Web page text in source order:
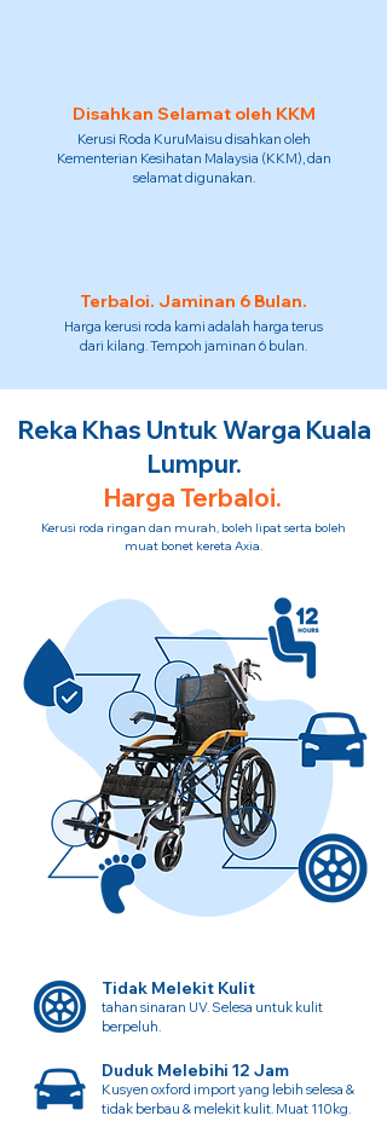
Disahkan Selamat oleh KKM
Kerusi Roda KuruMaisu disahkan oleh
Kementerian Kesihatan Malaysia (KKM), dan
selamat digunakan.
Terbaloi. Jaminan 6 Bulan.
Harga kerusi roda kami adalah harga terus
dari kilang. Tempoh jaminan 6 bulan.
Reka Khas Untuk Warga Kuala
Lumpur.
Harga Terbaloi.
Kerusi roda ringan dan murah, boleh lipat serta boleh
muat bonet kereta Axia.
Tidak Melekit Kulit
tahan sinaran UV. Selesa untuk kulit
berpeluh.
Duduk Melebihi 12 Jam
Kusyen oxford import yang lebih selesa &
tidak berbau & melekit kulit. Muat 110kg.